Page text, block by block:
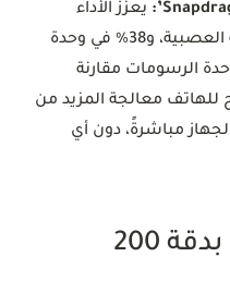
يعزز الأداء
بنسبة 41% في وحدة المعالجة العصبية، و38% في وحدة
و26% في وحدة الرسومات مقارنة
للهاتف معالجة المزيد من
مباشرةً، دون أي
نظام كاميرا احترافي بدقة 200